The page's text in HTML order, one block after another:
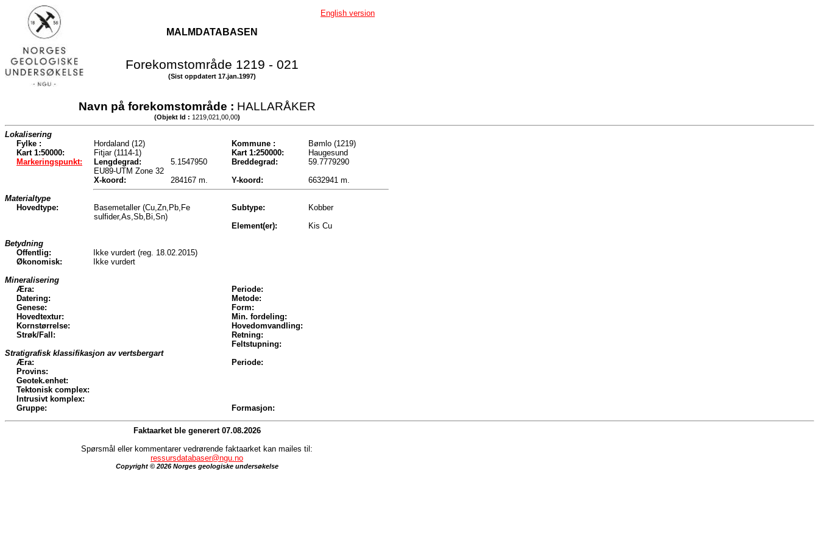
English version
MALMDATABASEN
Forekomstområde 1219 - 021
(Sist oppdatert 17.jan.1997)
Navn på forekomstområde : HALLARÅKER
(Objekt Id : 1219,021,00,00)
Lokalisering
Fylke :
Hordaland (12) Kommune :
Bømlo (1219)
Kart 1:50000:
Fitjar (1114-1) Kart 1:250000:
Haugesund
Markeringspunkt:
Lengdegrad: 5.1547950 Breddegrad:
59.7779290
EU89-UTM Zone 32
X-koord:
284167 m. Y-koord:
6632941 m.
Materialtype
Hovedtype:
Basemetaller (Cu,Zn,Pb,Fe
sulfider,As,Sb,Bi,Sn)
Subtype:
Kobber
Element(er):
Kis Cu
Betydning
Offentlig:
Ikke vurdert (reg. 18.02.2015)
Økonomisk:
Ikke vurdert
Mineralisering
Æra:
Periode:
Datering:
Metode:
Genese:
Form:
Hovedtextur:
Min. fordeling:
Kornstørrelse:
Hovedomvandling:
Strøk/Fall:
Retning:
Feltstupning:
Stratigrafisk klassifikasjon av vertsbergart
Æra:
Periode:
Provins:
Geotek.enhet:
Tektonisk complex:
Intrusivt komplex:
Gruppe:
Formasjon:
Faktaarket ble generert 07.08.2026
Spørsmål eller kommentarer vedrørende faktaarket kan mailes til:
ressursdatabaser@ngu.no
Copyright © 2026 Norges geologiske undersøkelse